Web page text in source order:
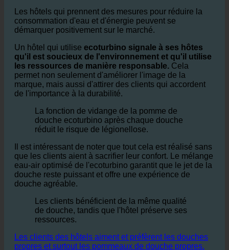
Les hôtels qui prennent des mesures pour réduire la
consommation d'eau et d'énergie peuvent se
démarquer positivement sur le marché.
Un hôtel qui utilise ecoturbino signale à ses hôtes
qu'il est soucieux de l'environnement et qu'il utilise
les ressources de manière responsable. Cela
permet non seulement d'améliorer l'image de la
marque, mais aussi d'attirer des clients qui accordent
de l'importance à la durabilité.
La fonction de vidange de la pomme de
douche ecoturbino après chaque douche
réduit le risque de légionellose.
Il est intéressant de noter que tout cela est réalisé sans
que les clients aient à sacrifier leur confort. Le mélange
eau-air optimisé de l'ecoturbino garantit que le jet de la
douche reste puissant et offre une expérience de
douche agréable.
Les clients bénéficient de la même qualité
de douche, tandis que l'hôtel préserve ses
ressources.
Les clients des hôtels aiment et préfèrent les douches
propres et surtout les pommeaux de douche propres.